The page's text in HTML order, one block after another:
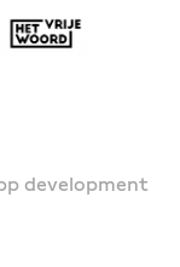
development